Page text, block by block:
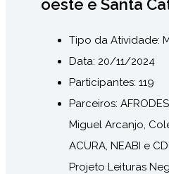
oeste e Santa
Tipo da Atividade:
Data: 20/11/2024
Participantes: 119
Parceiros:
Miguel Arcanjo,
ACURA, NEABI e
Projeto Leituras